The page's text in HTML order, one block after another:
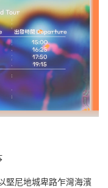
堅尼地城卑路乍灣海濱